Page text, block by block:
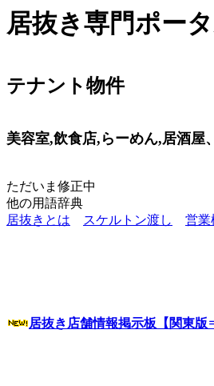
居抜き専門ポー
テナント物件
美容室,飲食店,らーめん,居酒屋
ただいま修正中
他の用語辞典
居抜きとは
スケルトン渡し 営業
居抜き店舗情報掲示板【関東